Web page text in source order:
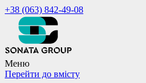
+38 (063) 842-49-08
Меню
Перейти до вмісту